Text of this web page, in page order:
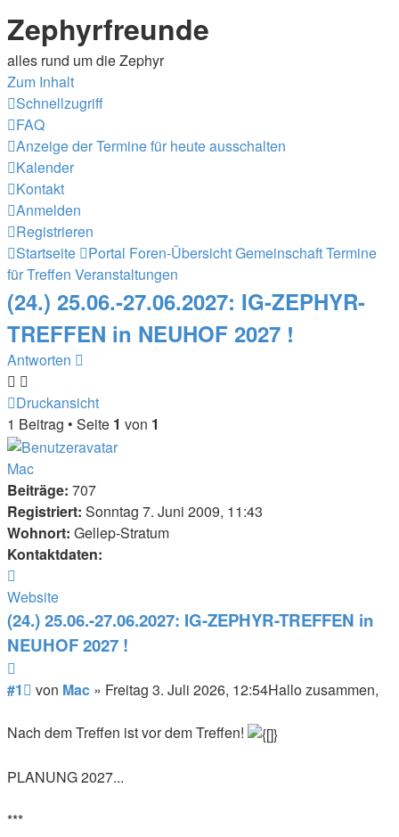
Zephyrfreunde
alles rund um die Zephyr
Zum Inhalt
Schnellzugriff
FAQ
Anzeige der Termine für heute ausschalten
Kalender
Kontakt
Anmelden
Registrieren
Startseite
Portal Foren-ÜbersichtGemeinschaftTermine
für Treffen Veranstaltungen
(24.) 25.06.-27.06.2027: IG-ZEPHYR-
TREFFEN in NEUHOF 2027 !
Antworten
Druckansicht
1 Beitrag • Seite 1 von 1
Mac
Beiträge: 707
Registriert: Sonntag 7. Juni 2009, 11:43
Wohnort: Gellep-Stratum
Kontaktdaten:
von
Mac
Website
(24.) 25.06.-27.06.2027: IG-ZEPHYR-TREFFEN in
NEUHOF 2027 !
#1
Beitrag
von Mac » Freitag 3. Juli 2026, 12:54Hallo zusammen,
Nach dem Treffen ist vor dem Treffen!
PLANUNG 2027...
***